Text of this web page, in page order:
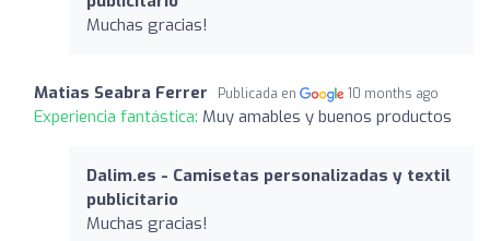
Muchas gracias!
Matias Seabra Ferrer Publicada en 10 months ago
Experiencia fantástica: Muy amables y buenos productos
Dalim.es - Camisetas personalizadas y textil
publicitario
Muchas gracias!